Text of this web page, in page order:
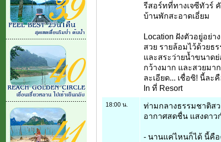
รีสอร์ทที่ทางเจซีทัวร์
บ้านพักสะอาดเอี่ยม
Location ฝังตัวอยู่อย่
สวย รายล้อมไว้ด้วยธ
และสระว่ายน้ำขนาด
กว้างมาก และสวยมา
ละเอียด... เชื่อซิ! นี้ละ
In ที่ Resort
18:00 น.
ท่ามกลางธรรมชาติส
อากาศสดชื่น แสงดาว
- นานแค่ไหนก็ได้ นี้คือ